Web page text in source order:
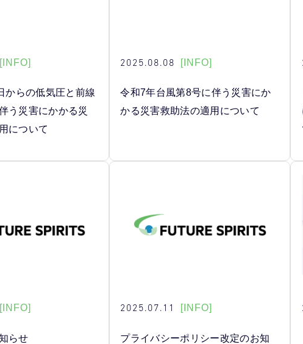
[INFO]
からの低気圧と前線
う災害にかかる災
について
2025.08.08 [INFO]
令和7年台風第8号に伴う災害にか
かる災害救助法の適用について
[INFO]
らせ
2025.07.11 [INFO]
プライバシーポリシー改定のお知